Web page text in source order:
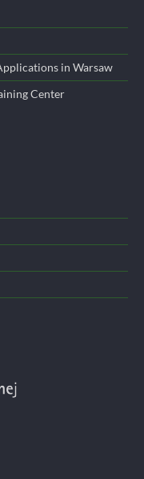
in Warsaw
Center